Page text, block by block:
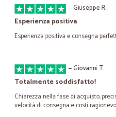
—Giuseppe R.
Esperienza positiva
Esperienza positiva e consegna
—Giovanni T.
Totalmente soddisfatto!
Chiarezza nella fase di acquisto,
velocità di consegna e costi